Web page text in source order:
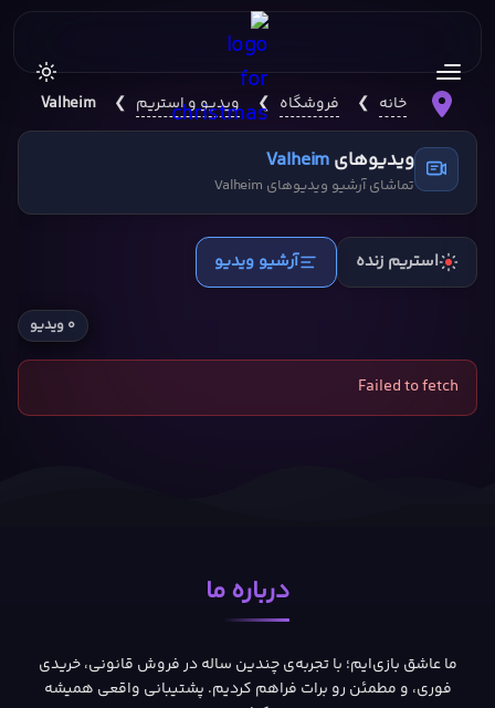
خانه ❯ فروشگاه ❯ ویدیو و استریم ❯
Valheim
ویدیوهایValheim
تماشای آرشیو ویدیوهای Valheim
استریم زنده آرشیو ویدیو
۰ ویدیو
Failed to fetch
درباره ما
ما عاشق بازی‌ایم؛ با تجربه‌ی چندین ساله در فروش قانونی، خریدی
فوری، و مطمئن رو برات فراهم کردیم. پشتیبانی واقعی همیشه